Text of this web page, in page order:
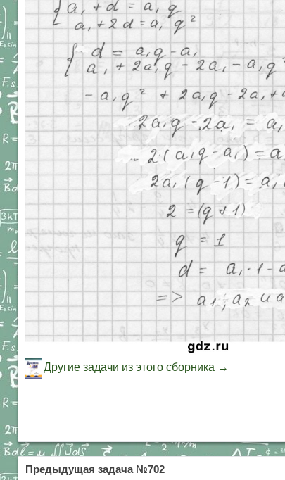
Другие задачи из этого сборника →
Предыдущая задача №702